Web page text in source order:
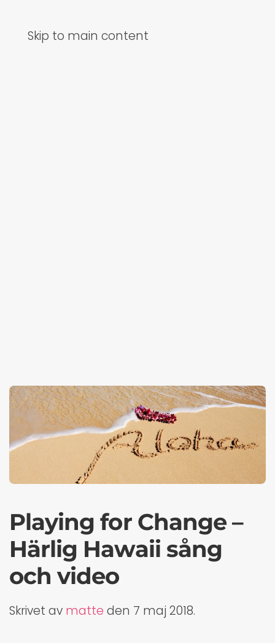
Skip to main content
Playing for Change –
Härlig Hawaii sång
och video
Skrivet av matte den 7 maj 2018.